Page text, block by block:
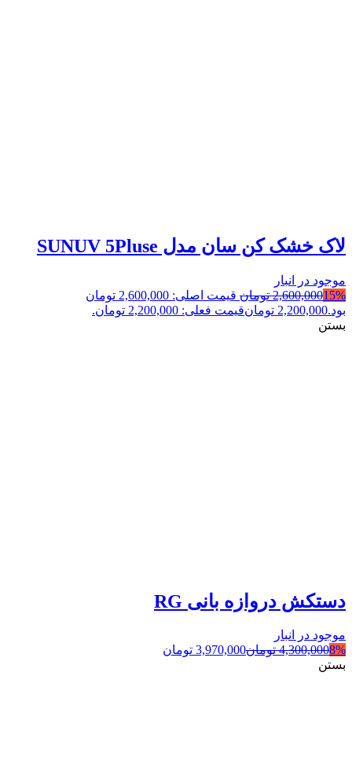
لاک خشک کن سان مدل SUNUV 5Pluse
موجود در انبار
15%
2,600,000 تومان
قیمت اصلی: 2,600,000 تومان
بود.2,200,000 تومانقیمت فعلی: 2,200,000 تومان.
بستن
دستکش دروازه بانی RG
موجود در انبار
8%
4,300,000 تومان3,970,000 تومان
بستن